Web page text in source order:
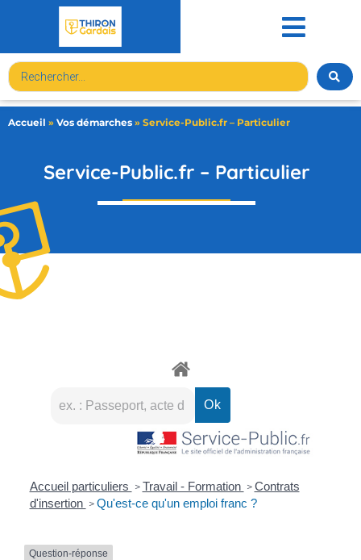
Accueil » Vos démarches » Service-Public.fr – Particulier
Service-Public.fr – Particulier
Accueil particuliers > Travail - Formation > Contrats
d'insertion > Qu'est-ce qu'un emploi franc ?
Question-réponse